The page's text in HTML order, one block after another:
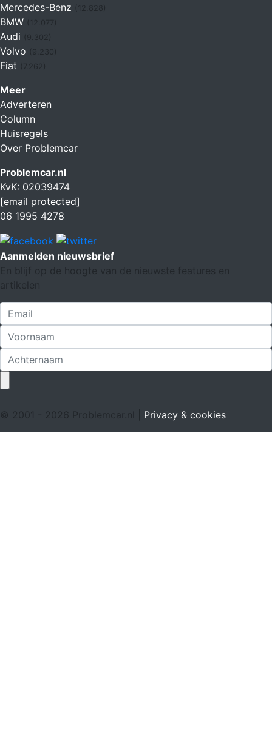
Mercedes-Benz
BMW
Audi
Volvo
Fiat (7.262)
Meer
Adverteren
Column
Huisregels
Over Problemcar
Problemcar.nl
KvK: 02039474
[email protected]
06 1995 4278
Aanmelden nieuwsbrief
En blijf op de hoogte van de nieuwste features en
artikelen
© 2001 - 2026 Problemcar.nl | Privacy & cookies